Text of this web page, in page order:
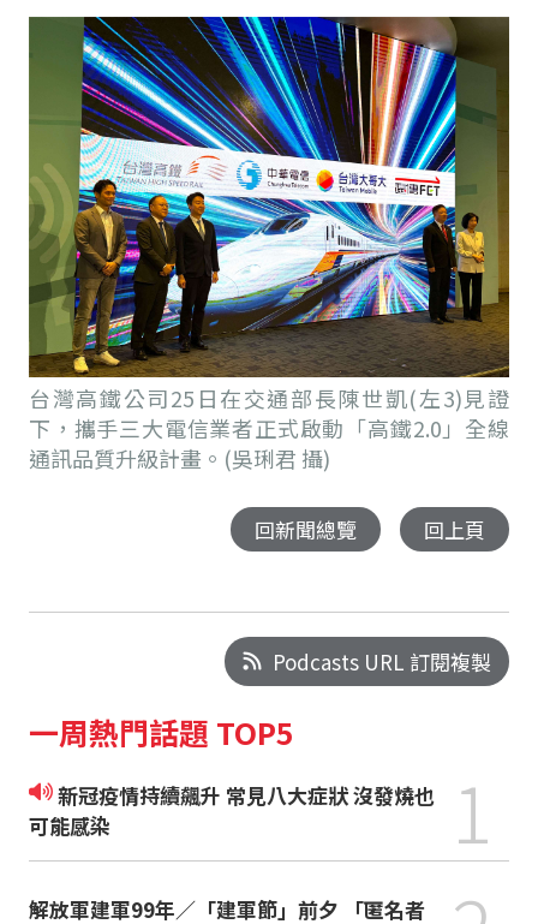
台灣高鐵公司25日在交通部長陳世凱(左3)見證
下，攜手三大電信業者正式啟動「高鐵2.0」全線
通訊品質升級計畫。(吳琍君 攝)
回新聞總覽 回上頁
Podcasts URL 訂閱複製
一周熱門話題 TOP5
新冠疫情持續飆升 常見八大症狀 沒發燒也
可能感染
1
解放軍建軍99年／「建軍節」前夕 「匿名者